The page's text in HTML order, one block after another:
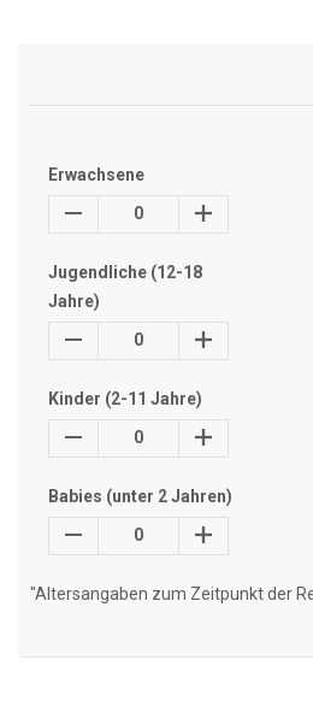
Erwachsene
0
Jugendliche (12-18
Jahre)
0
Kinder (2-11 Jahre)
0
Babies (unter 2 Jahren)
0
"Altersangaben zum Zeitpunkt der